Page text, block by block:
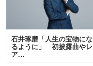
石井琢磨「人生の宝物にな
るように」 初披露曲やレ
ア…